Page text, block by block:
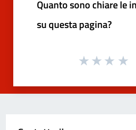
Quanto sono chiare le
su questa pagina?